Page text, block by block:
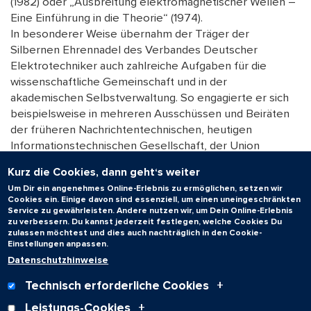
Eine Einführung in die Theorie“ (1974).
In besonderer Weise übernahm der Träger der
Silbernen Ehrennadel des Verbandes Deutscher
Elektrotechniker auch zahlreiche Aufgaben für die
wissenschaftliche Gemeinschaft und in der
akademischen Selbstverwaltung. So engagierte er sich
beispielsweise in mehreren Ausschüssen und Beiräten
der früheren Nachrichtentechnischen, heutigen
Informationstechnischen Gesellschaft, der Union
Aerospace Research and Development der North
Atlantic Treaty Organisation. Darüber hinaus vertrat er
die Universität des Saarlandes im Fakultätentag für
Elektrotechnik. Außerdem agierte er von 1977 bis 1979
sowie von 1996 bis 1998 als Prodekan seines
Fachbereichs.
Text: Dr. Wolfgang Müller – Universitätsarchiv
Kurz die Cookies, dann geht‘s weiter
Um Dir ein angenehmes Online-Erlebnis zu ermöglichen, setzen wir
Cookies ein. Einige davon sind essenziell, um einen uneingeschränkten
Service zu gewährleisten. Andere nutzen wir, um Dein Online-Erlebnis
zu verbessern. Du kannst jederzeit festlegen, welche Cookies Du
zulassen möchtest und dies auch nachträglich in den Cookie-
Einstellungen anpassen.
Datenschutzhinweise
Technisch erforderliche Cookies
Leistungs-Cookies